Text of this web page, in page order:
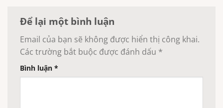
Để lại một bình luận
Email của bạn sẽ không được hiển thị công khai.
Các trường bắt buộc được đánh dấu *
Bình luận *